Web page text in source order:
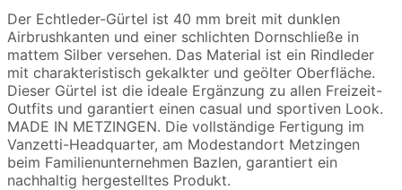
Der Echtleder-Gürtel ist 40 mm breit mit dunklen
Airbrushkanten und einer schlichten Dornschließe in
mattem Silber versehen. Das Material ist ein Rindleder
mit charakteristisch gekalkter und geölter Oberfläche.
Dieser Gürtel ist die ideale Ergänzung zu allen Freizeit-
Outfits und garantiert einen casual und sportiven Look.
MADE IN METZINGEN. Die vollständige Fertigung im
Vanzetti-Headquarter, am Modestandort Metzingen
beim Familienunternehmen Bazlen, garantiert ein
nachhaltig hergestelltes Produkt.